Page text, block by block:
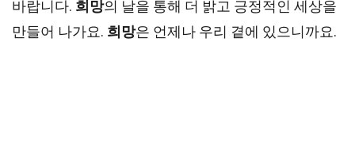
바랍니다. 희망의 날을 통해 더 밝고 긍정적인 세상을
만들어 나가요. 희망은 언제나 우리 곁에 있으니까요.